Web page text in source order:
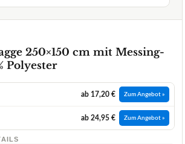
250×150 cm mit Messing-
Polyester
ab 17,20 € Zum Angebot »
ab 24,95 € Zum Angebot »